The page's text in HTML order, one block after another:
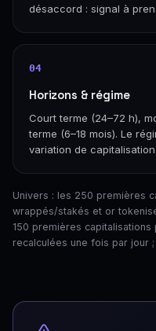
désaccord : signal à
04
Horizons & régime
Court terme (24–72 h),
terme (6–18 mois). Le
variation de
Univers : les 250 premières
wrappés/stakés et or
150 premières
recalculées une fois par jour